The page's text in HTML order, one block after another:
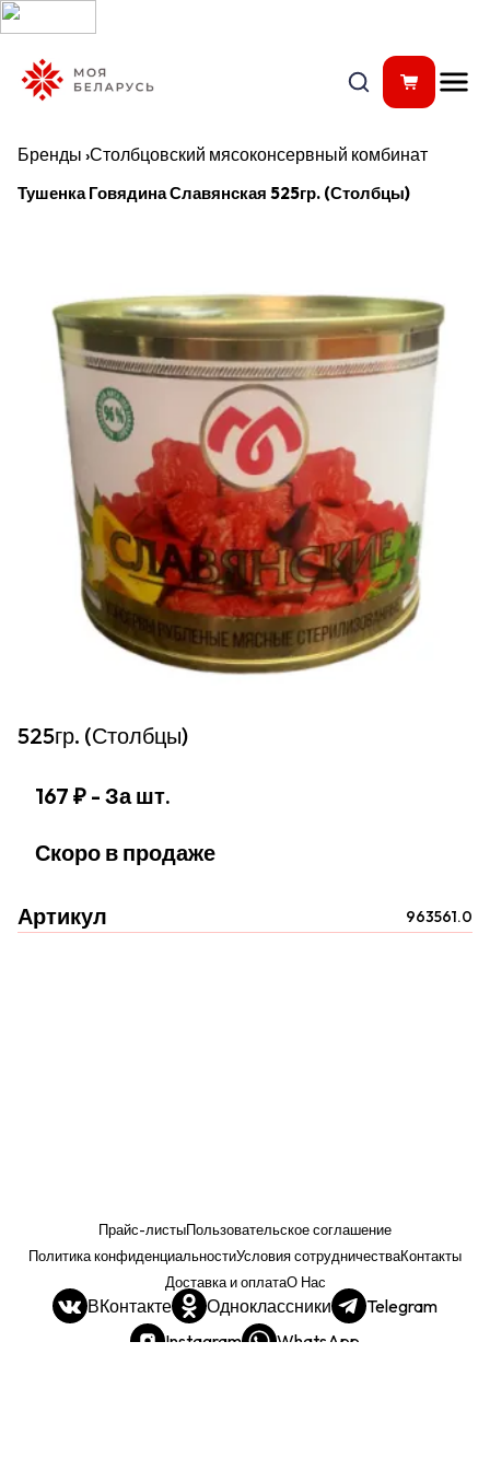
Бренды ›Столбцовский мясоконсервный комбинат
Тушенка Говядина Славянская 525гр. (Столбцы)
525гр. (Столбцы)
167 ₽ - За шт.
Скоро в продаже
Артикул 963561.0
Прайс-листыПользовательское соглашение
Политика конфиденциальностиУсловия сотрудничестваКонтакты
Доставка и оплатаО Нас
ВКонтакте Одноклассники
Telegram
Instagram
WhatsApp